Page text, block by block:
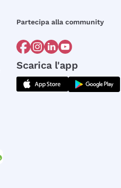
Partecipa alla community
Scarica l'app